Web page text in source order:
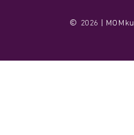
© 2026 |